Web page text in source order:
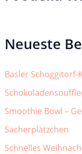
Neueste
Basler Schoggitorf-
Smoothie Bowl –
Sacherplätzchen
Schnelles